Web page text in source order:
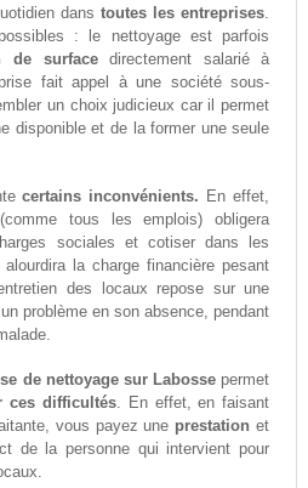
dans toutes les entreprises.
: le nettoyage est parfois
de surfacedirectement salarié à
fait appel à une société sous-
un choix judicieux car il permet
disponible et de la former une seule
certains inconvénients. En effet,
tous les emplois) obligera
sociales et cotiser dans les
la charge financière pesant
des locaux repose sur une
problème en son absence, pendant
de nettoyage sur Labossepermet
ces difficultés. En effet, en faisant
vous payez une prestation et
de la personne qui intervient pour